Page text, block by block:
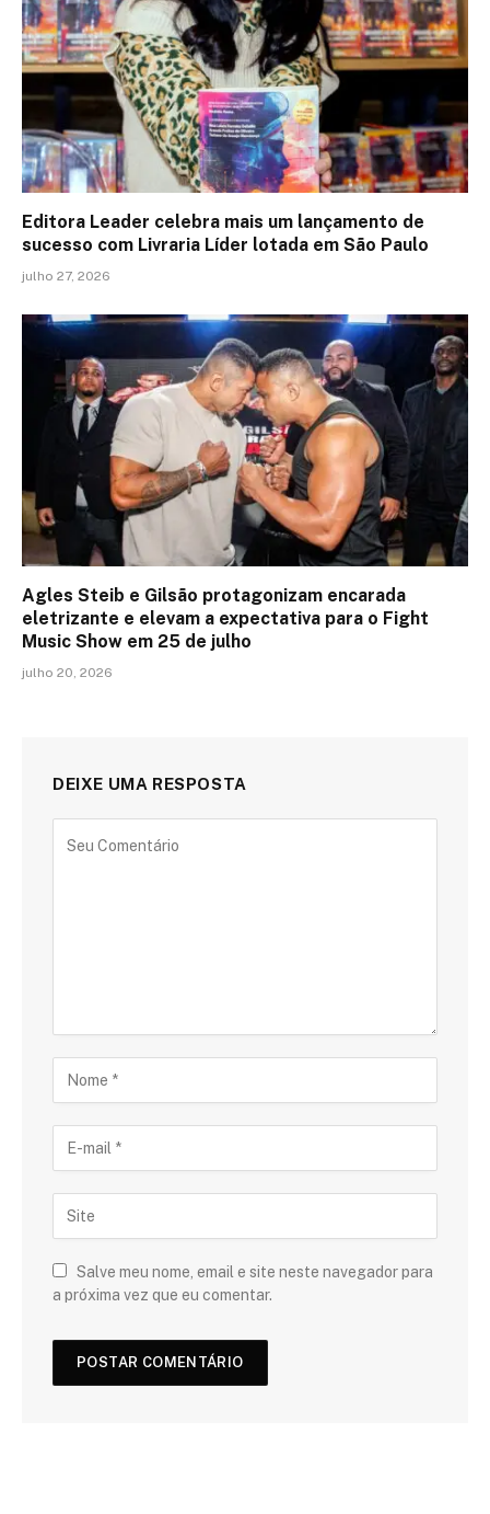
Editora Leader celebra mais um lançamento de
sucesso com Livraria Líder lotada em São Paulo
julho 27, 2026
Agles Steib e Gilsão protagonizam encarada
eletrizante e elevam a expectativa para o Fight
Music Show em 25 de julho
julho 20, 2026
DEIXE UMA RESPOSTA
Salve meu nome, email e site neste navegador para
a próxima vez que eu comentar.